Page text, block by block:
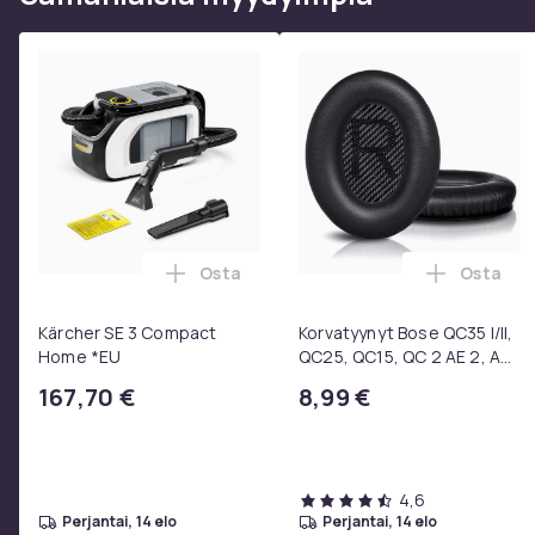
Tuotenro
Tuoteturvallisuustiedot
Kärcher SE 3 Compact
Home *EU
167,70 €
Lisää Kärcher SE 3 Compact Home *EU
Osta
perjantai, 14 elo
Korvatyynyt Bose QC35 I/II,
QC25, QC15, QC 2 AE 2, AE
SoundLink Black
8,99 €
Lisää
Osta
4,6
perjantai, 14 elo